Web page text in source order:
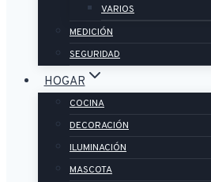
VARIOS
MEDICIÓN
SEGURIDAD
HOGAR
COCINA
DECORACIÓN
ILUMINACIÓN
MASCOTA